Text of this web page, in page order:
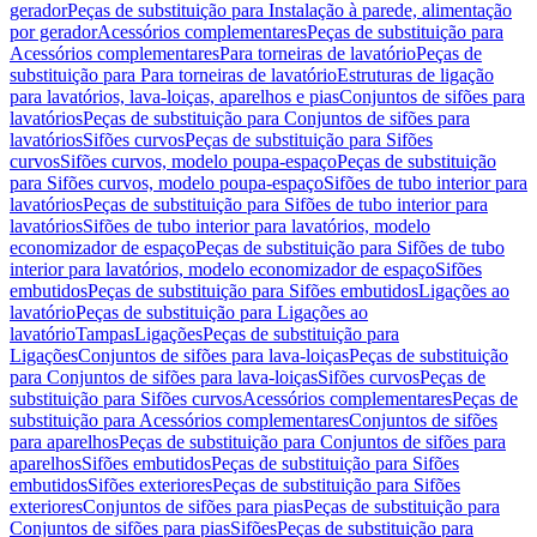
geradorPeças de substituição para Instalação à parede, alimentação
por geradorAcessórios complementaresPeças de substituição para
Acessórios complementaresPara torneiras de lavatórioPeças de
substituição para Para torneiras de lavatórioEstruturas de ligação
para lavatórios, lava-loiças, aparelhos e piasConjuntos de sifões para
lavatóriosPeças de substituição para Conjuntos de sifões para
lavatóriosSifões curvosPeças de substituição para Sifões
curvosSifões curvos, modelo poupa-espaçoPeças de substituição
para Sifões curvos, modelo poupa-espaçoSifões de tubo interior para
lavatóriosPeças de substituição para Sifões de tubo interior para
lavatóriosSifões de tubo interior para lavatórios, modelo
economizador de espaçoPeças de substituição para Sifões de tubo
interior para lavatórios, modelo economizador de espaçoSifões
embutidosPeças de substituição para Sifões embutidosLigações ao
lavatórioPeças de substituição para Ligações ao
lavatórioTampasLigaçõesPeças de substituição para
LigaçõesConjuntos de sifões para lava-loiçasPeças de substituição
para Conjuntos de sifões para lava-loiçasSifões curvosPeças de
substituição para Sifões curvosAcessórios complementaresPeças de
substituição para Acessórios complementaresConjuntos de sifões
para aparelhosPeças de substituição para Conjuntos de sifões para
aparelhosSifões embutidosPeças de substituição para Sifões
embutidosSifões exterioresPeças de substituição para Sifões
exterioresConjuntos de sifões para piasPeças de substituição para
Conjuntos de sifões para piasSifõesPeças de substituição para